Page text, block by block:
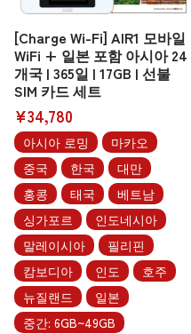
[Charge Wi-Fi] AIR1 모바일
WiFi + 일본 포함 아시아 24
개국 | 365일 | 17GB | 선불
SIM 카드 세트
¥34,780
아시아 로밍
마카오
중국
한국
대만
홍콩
태국
베트남
싱가포르
인도네시아
말레이시아
필리핀
캄보디아
인도
호주
뉴질랜드
일본
중간: 6GB~49GB